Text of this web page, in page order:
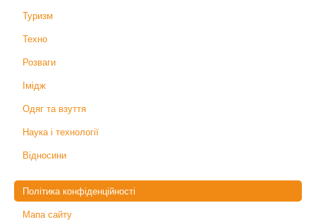
Туризм
Техно
Розваги
Імідж
Одяг та взуття
Наука і технології
Відносини
Політика конфіденційності
Мапа сайту